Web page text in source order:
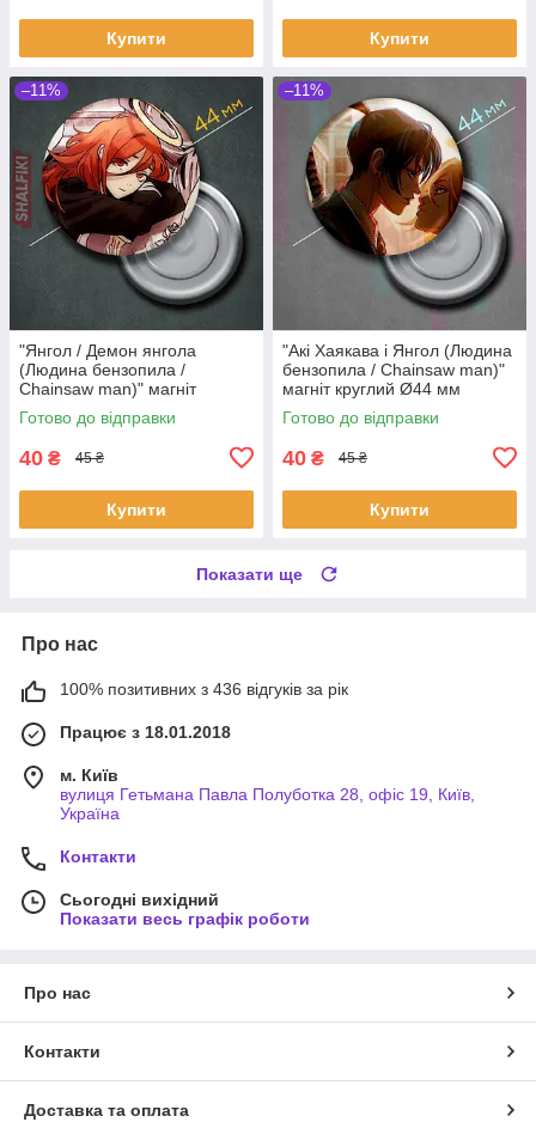
Купити Купити
–11%
"Янгол / Демон янгола
(Людина бензопила /
Chainsaw man)" магніт
круглий Ø44 мм
Готово до відправки
40 ₴ 45 ₴
Купити
–11%
"Акі Хаякава і Янгол (Людина
бензопила / Chainsaw man)"
магніт круглий Ø44 мм
Готово до відправки
40 ₴ 45 ₴
Купити
Показати ще
Про нас
100% позитивних з 436 відгуків за рік
Працює з 18.01.2018
м. Київ
вулиця Гетьмана Павла Полуботка 28, офіс 19, Київ,
Україна
Контакти
Сьогодні вихідний
Показати весь графік роботи
Про нас
Контакти
Доставка та оплата